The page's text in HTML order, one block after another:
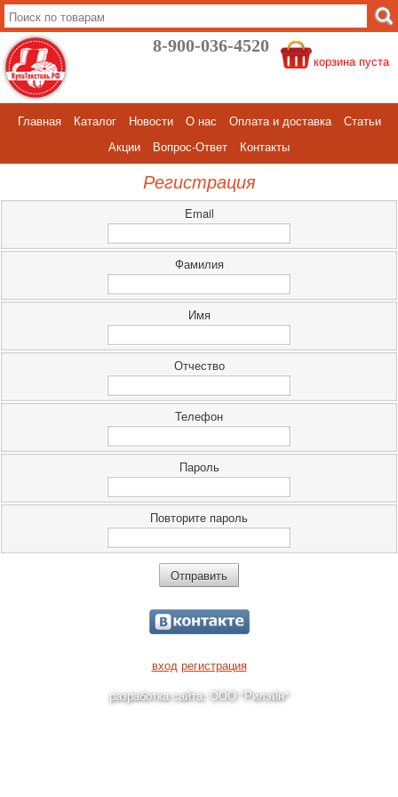
корзина пуста
8-900-036-4520
Главная Каталог Новости О нас Оплата и доставка
Статьи
Акции
Вопрос-Ответ Контакты
Регистрация
Email
Фамилия
Имя
Отчество
Телефон
Пароль
Повторите пароль
вход регистрация
разработка сайта: ООО "Рилэйн"